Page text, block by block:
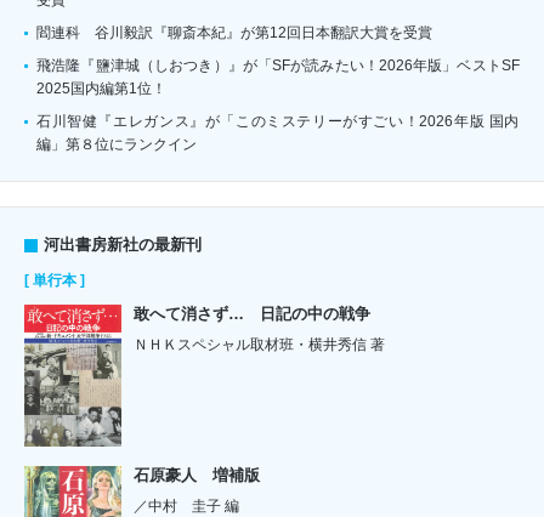
閻連科 谷川毅訳『聊斎本紀』が第12回日本翻訳大賞を受賞
飛浩隆『鹽津城（しおつき）』が「SFが読みたい！2026年版」ベストSF
2025国内編第1位！
石川智健『エレガンス』が「このミステリーがすごい！2026年版 国内
編」第８位にランクイン
河出書房新社の最新刊
[ 単行本 ]
敢へて消さず… 日記の中の戦争
ＮＨＫスペシャル取材班・横井秀信 著
石原豪人 増補版
／中村 圭子 編